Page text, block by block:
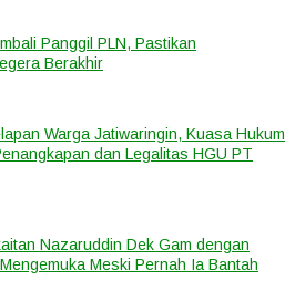
Panggil PLN, Pastikan
Berakhir
Warga Jatiwaringin, Kuasa Hukum
dan Legalitas HGU PT
Nazaruddin Dek Gam dengan
Meski Pernah Ia Bantah